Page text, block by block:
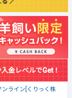
金レベルでGet！
ンライン[くりっく株